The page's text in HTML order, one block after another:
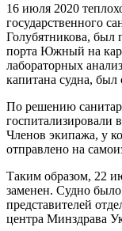
16 июля 2020
государственного
Голубятникова, был
порта Южный на
лабораторных
капитана судна,
По решению
госпитализировали
Членов экипажа, у
отправлено на
Таким образом, 22
заменен. Судно
представителей
центра Минздрава